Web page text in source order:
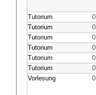
Tutorium
Tutorium
Tutorium
Tutorium
Tutorium
Tutorium
Vorlesung